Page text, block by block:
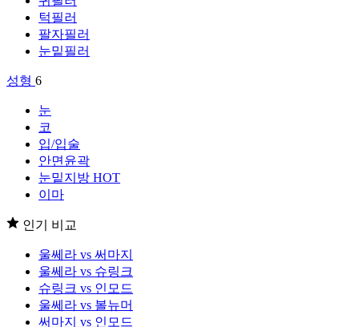
턱필러
팔자필러
눈밑필러
성형 6
눈
코
입/입술
안면윤곽
눈밑지방 HOT
이마
인기 비교
울쎄라 vs 써마지
울쎄라 vs 슈링크
슈링크 vs 인모드
울쎄라 vs 볼뉴머
써마지 vs 인모드